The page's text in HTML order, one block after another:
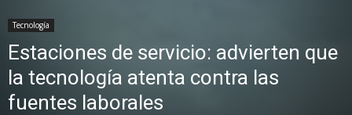
Tecnología
Estaciones de servicio: advierten que
la tecnología atenta contra las
fuentes laborales